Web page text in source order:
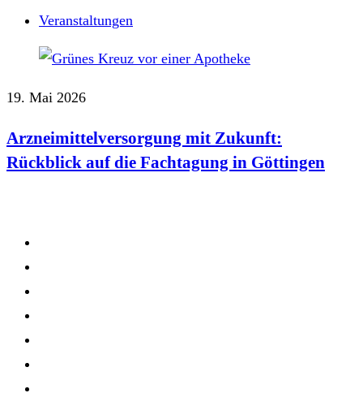
Veranstaltungen
19. Mai 2026
Arzneimittelversorgung mit Zukunft:
Rückblick auf die Fachtagung in Göttingen